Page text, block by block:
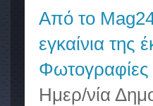
Από το
εγκαίνια της
Φωτογραφίες
Ημερ/νία